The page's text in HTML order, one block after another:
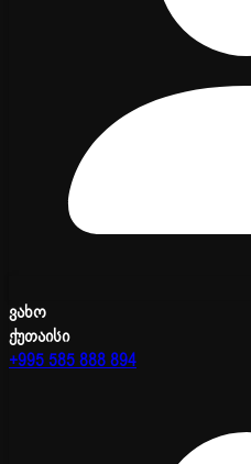
ვახო
ქუთაისი
+995 585 888 894